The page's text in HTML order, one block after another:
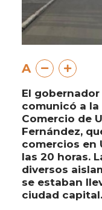
A
El
comunicó a la
Comercio de
Fernández,
comercios en
las 20 horas.
diversos
se estaban
ciudad capital.